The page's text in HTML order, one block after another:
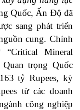
Quốc, Ấn Độ đã
sang phát triển
cung. Chính
Mineral
trọng Quốc
tỷ Rupees, kỳ
từ các doanh
công nghiệp